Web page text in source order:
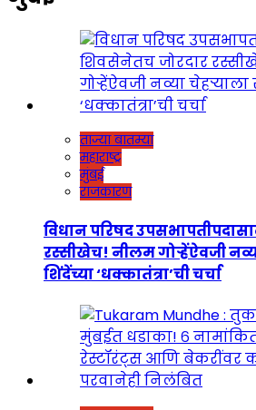
ताज्या बातम्या
महाराष्ट्र
मुंबई
राजकारण
विधान परिषद
रस्सीखेच! नीलम गोऱ्हेंऐवजी
शिंदेंच्या ‘धक्कातंत्रा’ची चर्चा